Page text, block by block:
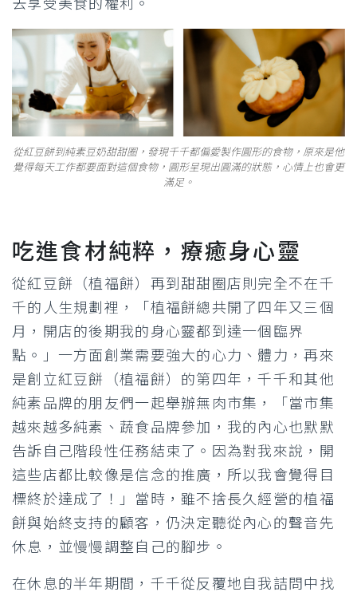
去享受美食的權利。
從紅豆餅到純素豆奶甜甜圈，發現千千都偏愛製作圓形的食物，原來是他
覺得每天工作都要面對這個食物，圓形呈現出圓滿的狀態，心情上也會更
滿足。
吃進食材純粹，療癒身心靈
從紅豆餅（植福餅）再到甜甜圈店則完全不在千
千的人生規劃裡，「植福餅總共開了四年又三個
月，開店的後期我的身心靈都到達一個臨界
點。」一方面創業需要強大的心力、體力，再來
是創立紅豆餅（植福餅）的第四年，千千和其他
純素品牌的朋友們一起舉辦無肉市集，「當市集
越來越多純素、蔬食品牌參加，我的內心也默默
告訴自己階段性任務結束了。因為對我來說，開
這些店都比較像是信念的推廣，所以我會覺得目
標終於達成了！」當時，雖不捨長久經營的植福
餅與始終支持的顧客，仍決定聽從內心的聲音先
休息，並慢慢調整自己的腳步。
在休息的半年期間，千千從反覆地自我詰問中找